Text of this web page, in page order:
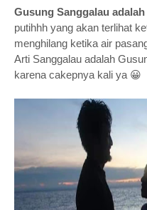
Gusung Sanggalau adalah
putihhh yang akan terlihat
menghilang ketika air
Arti Sanggalau adalah
karena cakepnya kali ya 😀